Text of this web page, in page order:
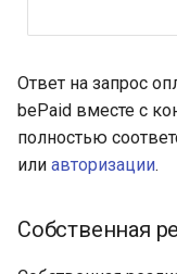
Ответ на запрос
bePaid вместе с
полностью
или авторизации.
Собственная